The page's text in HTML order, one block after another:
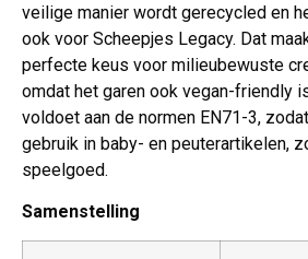
veilige manier wordt gerecycled en
ook voor Scheepjes Legacy. Dat
perfecte keus voor milieubewuste
omdat het garen ook vegan-friendly
voldoet aan de normen EN71-3,
gebruik in baby- en peuterartikelen,
speelgoed.
Samenstelling